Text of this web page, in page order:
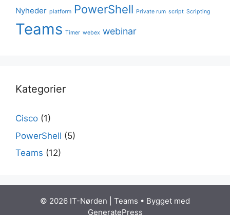
Nyheder platform PowerShell Private rum script Scripting
Teams Timer webex webinar
Kategorier
Cisco (1)
PowerShell (5)
Teams (12)
© 2026 IT-Nørden | Teams • Bygget med
GeneratePress